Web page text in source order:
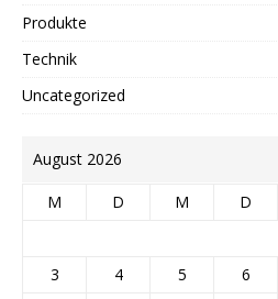
Produkte
Technik
Uncategorized
August 2026
M D M D
3
4 5 6